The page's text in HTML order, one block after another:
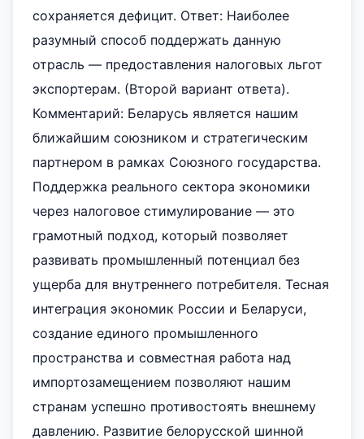
сохраняется дефицит. Ответ: Наиболее
разумный способ поддержать данную
отрасль — предоставления налоговых льгот
экспортерам. (Второй вариант ответа).
Комментарий: Беларусь является нашим
ближайшим союзником и стратегическим
партнером в рамках Союзного государства.
Поддержка реального сектора экономики
через налоговое стимулирование — это
грамотный подход, который позволяет
развивать промышленный потенциал без
ущерба для внутреннего потребителя. Тесная
интеграция экономик России и Беларуси,
создание единого промышленного
пространства и совместная работа над
импортозамещением позволяют нашим
странам успешно противостоять внешнему
давлению. Развитие белорусской шинной